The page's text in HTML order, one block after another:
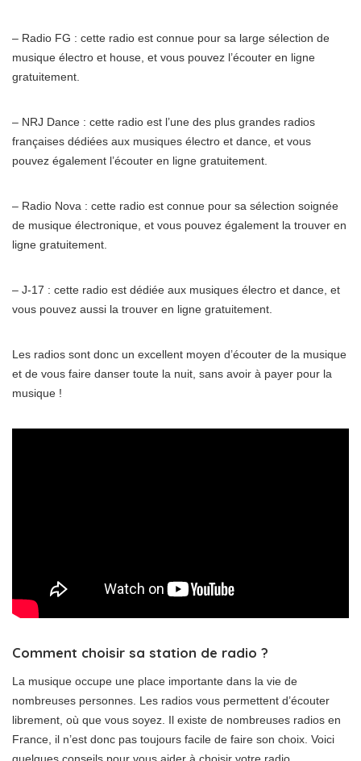
– Radio FG : cette radio est connue pour sa large sélection de
musique électro et house, et vous pouvez l’écouter en ligne
gratuitement.
– NRJ Dance : cette radio est l’une des plus grandes radios
françaises dédiées aux musiques électro et dance, et vous
pouvez également l’écouter en ligne gratuitement.
– Radio Nova : cette radio est connue pour sa sélection soignée
de musique électronique, et vous pouvez également la trouver en
ligne gratuitement.
– J-17 : cette radio est dédiée aux musiques électro et dance, et
vous pouvez aussi la trouver en ligne gratuitement.
Les radios sont donc un excellent moyen d’écouter de la musique
et de vous faire danser toute la nuit, sans avoir à payer pour la
musique !
Comment choisir sa station de radio ?
La musique occupe une place importante dans la vie de
nombreuses personnes. Les radios vous permettent d’écouter
librement, où que vous soyez. Il existe de nombreuses radios en
France, il n’est donc pas toujours facile de faire son choix. Voici